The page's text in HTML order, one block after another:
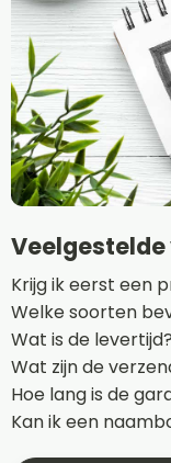
Krijg ik eerst een
Welke soorten
Wat is de levertijd?
Wat zijn de
Hoe lang is de
Kan ik een